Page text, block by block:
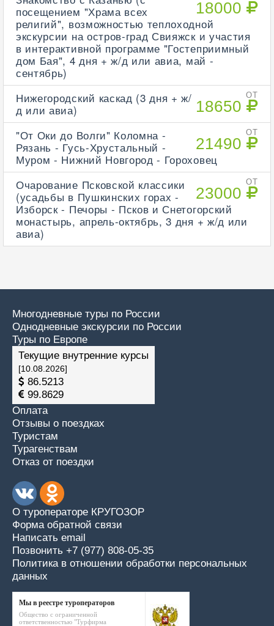
18000
посещением "Храма всех
религий", возможностью теплоходной
экскурсии на остров-град Свияжск и участия
в интерактивной программе "Гостеприимный
дом Бая", 4 дня + ж/д или авиа, май -
сентябрь)
ОТ
18650
Нижегородский каскад (3 дня + ж/
д или авиа)
ОТ
21490
"От Оки до Волги" Коломна -
Рязань - Гусь-Хрустальный -
Муром - Нижний Новгород - Гороховец
ОТ
23000
Очарование Псковской классики
(усадьбы в Пушкинских горах -
Изборск - Печоры - Псков и Снетогорский
монастырь, апрель-октябрь, 3 дня + ж/д или
авиа)
Многодневные туры по России
Однодневные экскурсии по России
Туры по Европе
Текущие внутренние курсы
[10.08.2026]
86.5213
99.8629
Оплата
Отзывы о поездках
Туристам
Турагенствам
Отказ от поездки
О туроператоре КРУГОЗОР
Форма обратной связи
Написать email
Позвонить +7 (977) 808-05-35
Политика в отношении обработки персональных
данных
Мы в реестре туроператоров
Общество с ограниченной
ответственностью "Турфирма